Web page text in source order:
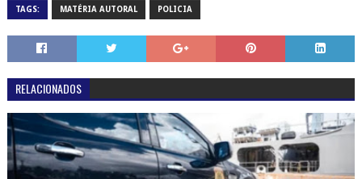
TAGS: MATÉRIA AUTORAL POLICIA
RELACIONADOS